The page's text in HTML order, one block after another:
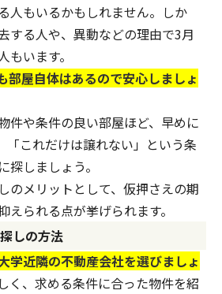
人もいるかもしれません。しか
する人や、異動などの理由で3月
います。
部屋自体はあるので安心しましょ
件や条件の良い部屋ほど、早めに
「これだけは譲れない」という条
探しましょう。
のメリットとして、仮押さえの期
えられる点が挙げられます。
しの方法
学近隣の不動産会社を選びましょ
く、求める条件に合った物件を紹